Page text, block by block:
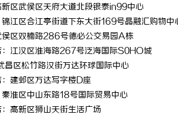
区武侯区天府大道北段银泰in99中心
江区合江亭街道下东大街169号晶融汇购物中
区双楠路286号德必公交易园A栋
江汉区淮海路267号泛海国际S0HO城
区松竹路汉街万达环球国际中心
建邺区万达写字楼D座
淮区中山东路18号国际贸易中心
高新区狮山天街生活广场